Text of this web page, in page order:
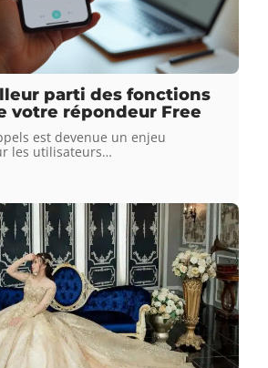
parti des fonctions
votre répondeur Free
est devenue un enjeu
les utilisateurs…